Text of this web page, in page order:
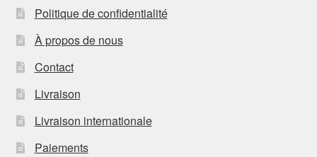
Politique de confidentialité
À propos de nous
Contact
Livraison
Livraison internationale
Paiements